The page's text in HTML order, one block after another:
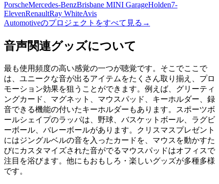
PorscheMercedes-BenzBrisbane MINI GarageHolden7-
ElevenRenaultRay WhiteAvis
Automotiveのプロジェクトをすべて見る →
音声関連グッズについて
最も使用頻度の高い感覚の一つが聴覚です。そこでここで
は、ユニークな音が出るアイテムをたくさん取り揃え、プロ
モーション効果を狙うことができます。例えば、グリーティ
ングカード、マグネット、マウスパッド、キーホルダー、録
音できる機能の付いたキーホルダーもあります。スポーツボ
ールシェイプのラッパは、野球、バスケットボール、ラグビ
ーボール、バレーボールがあります。クリスマスプレゼント
にはジングルベルの音を入ったカードを、マウスを動かすた
びにカスタマイズされた音がでるマウスパッドはオフィスで
注目を浴びます。他にもおもしろ・楽しいグッズが多種多様
です。